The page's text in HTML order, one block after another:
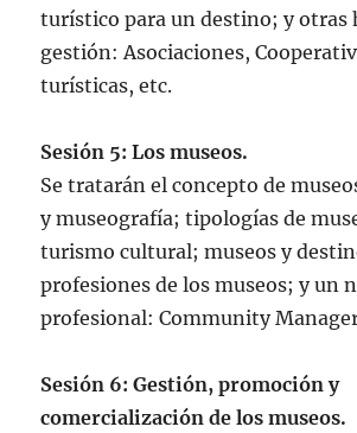
turístico para un destino; y otras
gestión: Asociaciones,
turísticas, etc.
Sesión 5: Los museos.
Se tratarán el concepto de
y museografía; tipologías de
turismo cultural; museos y
profesiones de los museos; y un
profesional: Community
Sesión 6: Gestión, promoción y
comercialización de los museos.